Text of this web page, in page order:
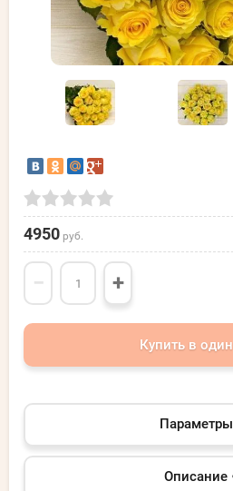
4950 руб.
− +
Купить в
Параметры
Описание